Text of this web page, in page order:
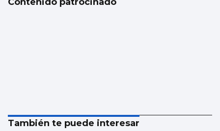
También te puede interesar